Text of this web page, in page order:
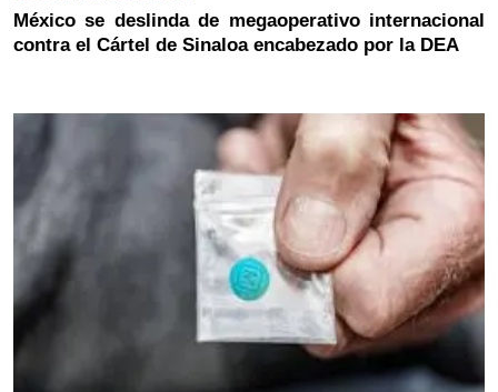
México se deslinda de megaoperativo internacional
contra el Cártel de Sinaloa encabezado por la DEA